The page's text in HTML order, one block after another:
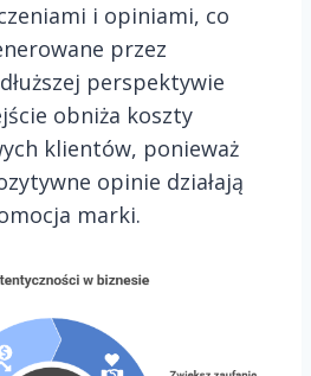
i opiniami, co
przez
perspektywie
obniża koszty
klientów, ponieważ
opinie działają
marki.